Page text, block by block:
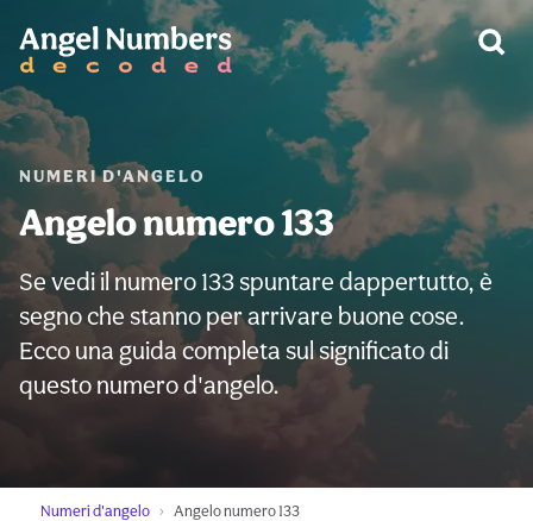
NUMERI D'ANGELO
Angelo numero 133
Se vedi il numero 133 spuntare dappertutto, è
segno che stanno per arrivare buone cose.
Ecco una guida completa sul significato di
questo numero d'angelo.
Numeri d'angelo Angelo numero 133
AVVERTIMENTO: